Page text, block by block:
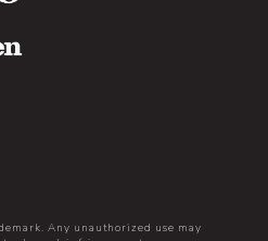
Any unauthorized use may